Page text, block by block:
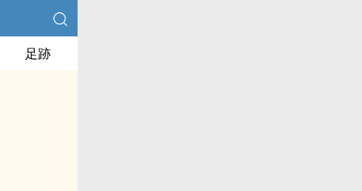
足跡